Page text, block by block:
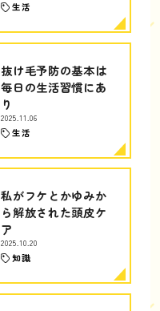
生活
抜け毛予防の基本は
毎日の生活習慣にあ
り
2025.11.06
生活
私がフケとかゆみか
ら解放された頭皮ケ
ア
2025.10.20
知識